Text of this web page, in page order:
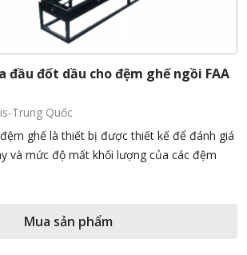
đốt dầu cho đệm ghế ngồi FAA
Trung Quốc
ghế là thiết bị được thiết kế để đánh giá
và mức độ mất khối lượng của các đệm
Mua sản phẩm